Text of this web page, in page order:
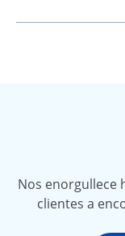
Nos enorgullece
clientes a